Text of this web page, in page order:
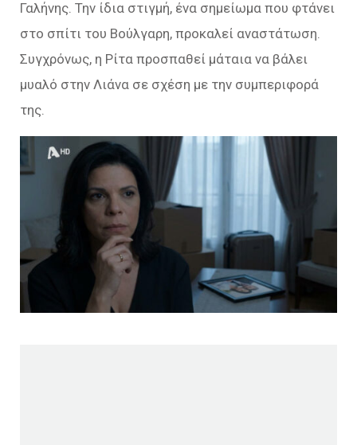
Γαλήνης. Την ίδια στιγμή, ένα σηµείωµα που φτάνει
στο σπίτι του Βούλγαρη, προκαλεί αναστάτωση.
Συγχρόνως, η Ρίτα προσπαθεί µάταια να βάλει
µυαλό στην Λιάνα σε σχέση µε την συµπεριφορά
της.